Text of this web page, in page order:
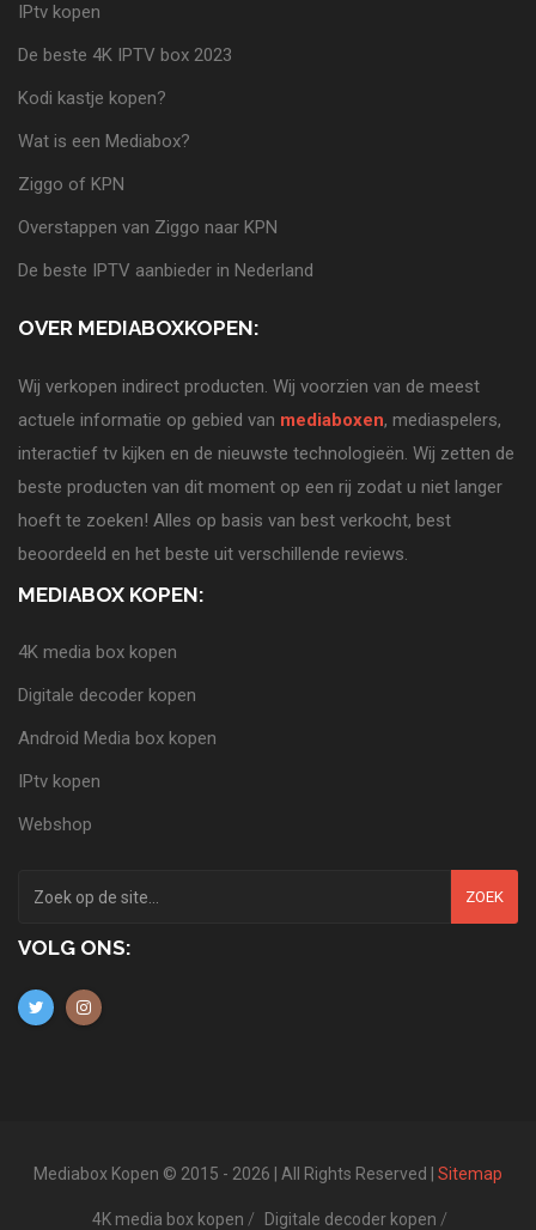
IPtv kopen
De beste 4K IPTV box 2023
Kodi kastje kopen?
Wat is een Mediabox?
Ziggo of KPN
Overstappen van Ziggo naar KPN
De beste IPTV aanbieder in Nederland
OVER MEDIABOXKOPEN:
Wij verkopen indirect producten. Wij voorzien van de meest
actuele informatie op gebied van mediaboxen, mediaspelers,
interactief tv kijken en de nieuwste technologieën. Wij zetten de
beste producten van dit moment op een rij zodat u niet langer
hoeft te zoeken! Alles op basis van best verkocht, best
beoordeeld en het beste uit verschillende reviews.
MEDIABOX KOPEN:
4K media box kopen
Digitale decoder kopen
Android Media box kopen
IPtv kopen
Webshop
ZOEK
VOLG ONS:
Mediabox Kopen © 2015 - 2026 | All Rights Reserved | Sitemap
4K media box kopen Digitale decoder kopen